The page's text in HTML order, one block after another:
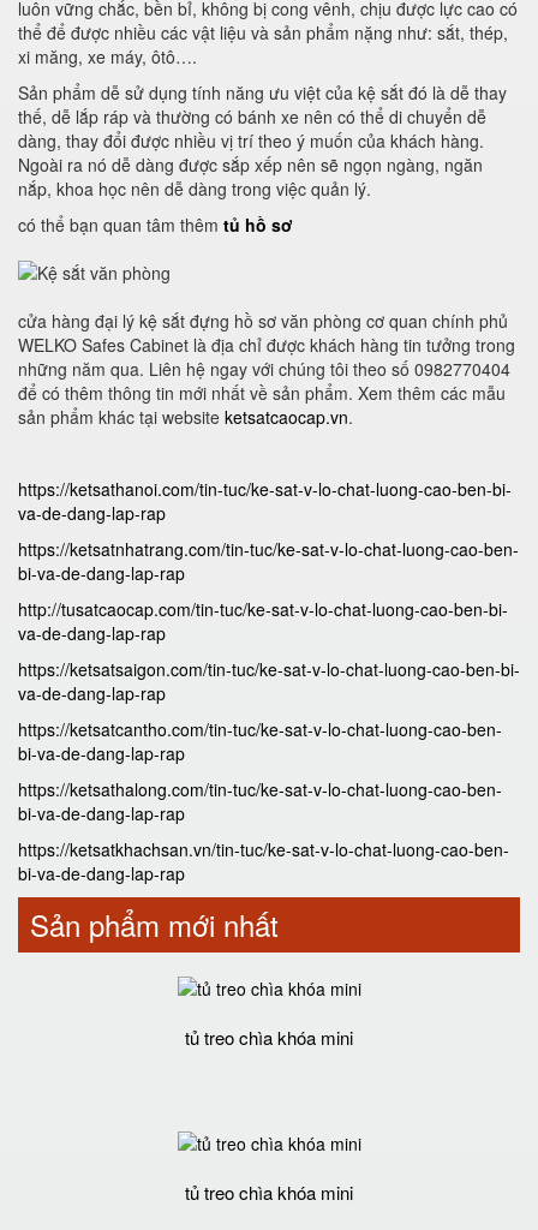
luôn vững chắc, bền bỉ, không bị cong vênh, chịu được lực cao có
thể để được nhiều các vật liệu và sản phẩm nặng như: sắt, thép,
xi măng, xe máy, ôtô….
Sản phẩm dễ sử dụng tính năng ưu việt của kệ sắt đó là dễ thay
thế, dễ lắp ráp và thường có bánh xe nên có thể di chuyển dễ
dàng, thay đổi được nhiều vị trí theo ý muốn của khách hàng.
Ngoài ra nó dễ dàng được sắp xếp nên sẽ ngọn ngàng, ngăn
nắp, khoa học nên dễ dàng trong việc quản lý.
có thể bạn quan tâm thêm tủ hồ sơ
cửa hàng đại lý kệ sắt đựng hồ sơ văn phòng cơ quan chính phủ
WELKO Safes Cabinet là địa chỉ được khách hàng tin tưởng trong
những năm qua. Liên hệ ngay với chúng tôi theo số 0982770404
để có thêm thông tin mới nhất về sản phẩm. Xem thêm các mẫu
sản phẩm khác tại website ketsatcaocap.vn.
https://ketsathanoi.com/tin-tuc/ke-sat-v-lo-chat-luong-cao-ben-bi-
va-de-dang-lap-rap
https://ketsatnhatrang.com/tin-tuc/ke-sat-v-lo-chat-luong-cao-ben-
bi-va-de-dang-lap-rap
http://tusatcaocap.com/tin-tuc/ke-sat-v-lo-chat-luong-cao-ben-bi-
va-de-dang-lap-rap
https://ketsatsaigon.com/tin-tuc/ke-sat-v-lo-chat-luong-cao-ben-bi-
va-de-dang-lap-rap
https://ketsatcantho.com/tin-tuc/ke-sat-v-lo-chat-luong-cao-ben-
bi-va-de-dang-lap-rap
https://ketsathalong.com/tin-tuc/ke-sat-v-lo-chat-luong-cao-ben-
bi-va-de-dang-lap-rap
https://ketsatkhachsan.vn/tin-tuc/ke-sat-v-lo-chat-luong-cao-ben-
bi-va-de-dang-lap-rap
Sản phẩm mới nhất
tủ treo chìa khóa mini
tủ treo chìa khóa mini